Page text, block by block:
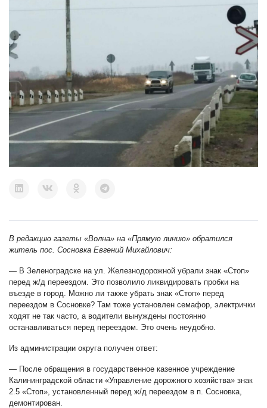
В редакцию газеты «Волна» на «Прямую линию» обратился
житель пос. Сосновка Евгений Михайлович:
— В Зеленоградске на ул. Железнодорожной убрали знак «Стоп»
перед ж/д переездом. Это позволило ликвидировать пробки на
въезде в город. Можно ли также убрать знак «Стоп» перед
переездом в Сосновке? Там тоже установлен семафор, электрички
ходят не так часто, а водители вынуждены постоянно
останавливаться перед переездом. Это очень неудобно.
Из администрации округа получен ответ:
— После обращения в государственное казенное учреждение
Калининградской области «Управление дорожного хозяйства» знак
2.5 «Стоп», установленный перед ж/д переездом в п. Сосновка,
демонтирован.